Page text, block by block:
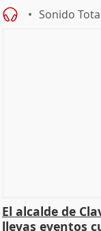
Sonido
El alcalde de
llevas eventos